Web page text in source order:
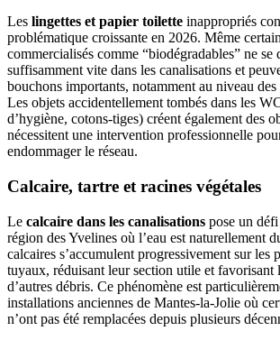
Les lingettes et papier toilette inappropriés
problématique croissante en 2026. Même
commercialisés comme “biodégradables” ne se
suffisamment vite dans les canalisations et
bouchons importants, notamment au niveau des
Les objets accidentellement tombés dans les
d’hygiène, cotons-tiges) créent également des
nécessitent une intervention professionnelle
endommager le réseau.
Calcaire, tartre et racines végétales
Le calcaire dans les canalisations pose un
région des Yvelines où l’eau est naturellement
calcaires s’accumulent progressivement sur les
tuyaux, réduisant leur section utile et favorisant
d’autres débris. Ce phénomène est
installations anciennes de Mantes-la-Jolie où
n’ont pas été remplacées depuis plusieurs